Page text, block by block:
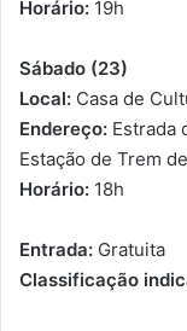
Horário: 19h
Sábado (23)
Local: Casa de
Endereço: Estrada
Estação de Trem
Horário: 18h
Entrada: Gratuita
Classificação